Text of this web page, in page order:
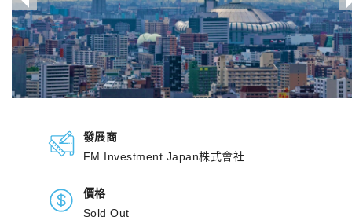
發展商
FM Investment Japan株式會社
價格
Sold Out